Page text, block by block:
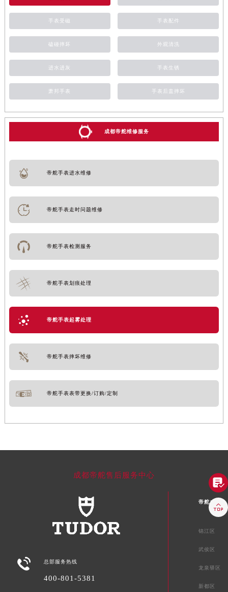
手表受磁 手表配件
磕碰摔坏 外观清洗
进水进灰 手表生锈
萧邦手表 手表后盖摔坏
成都帝舵维修服务
帝舵手表进水维修
帝舵手表走时问题维修
帝舵手表检测服务
帝舵手表划痕处理
帝舵手表起雾处理
帝舵手表摔坏维修
帝舵手表表带更换/订购/定制
成都帝舵售后服务中心
 总部服务热线
400-801-5381
帝舵成都市
锦江区
武侯区
龙泉驿区
新都区

